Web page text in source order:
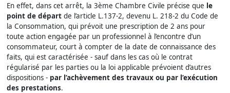
En effet, dans cet arrêt, la 3ème Chambre Civile précise que le
point de départ de l’article L.137-2, devenu L. 218-2 du Code de
la Consommation, qui prévoit une prescription de 2 ans pour
toute action engagée par un professionnel à l’encontre d’un
consommateur, court à compter de la date de connaissance des
faits, qui est caractérisée - sauf dans les cas où le contrat
régularisé par les parties ou la loi applicable prévoient d’autres
dispositions - par l’achèvement des travaux ou par l’exécution
des prestations.